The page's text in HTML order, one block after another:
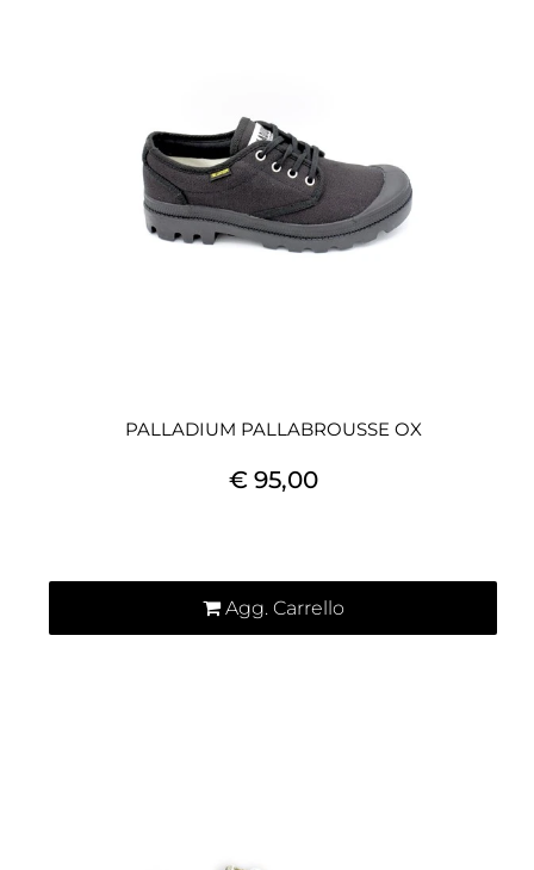
PALLADIUM PALLABROUSSE OX
€ 95,00
Agg. Carrello